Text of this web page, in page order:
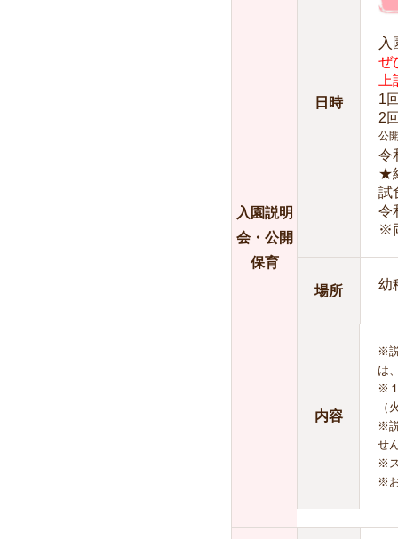
入園説明
会・公開
保育
日時
入
ぜ
1
2
公
令
★
試
令
※
場所 幼
内容
※
は
※
（
※
せ
※
※